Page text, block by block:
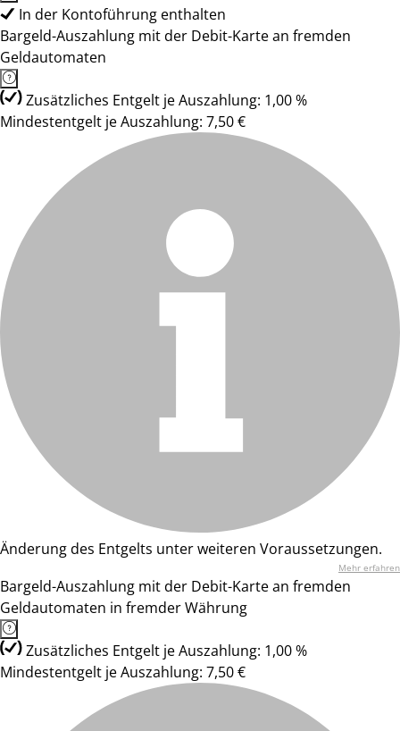
In der Kontoführung enthalten
Bargeld-Auszahlung mit der Debit-Karte an fremden
Geldautomaten
Zusätzliches Entgelt je Auszahlung: 1,00 %
Mindestentgelt je Auszahlung: 7,50 €
Änderung des Entgelts unter weiteren Voraussetzungen.
Mehr erfahren
Bargeld-Auszahlung mit der Debit-Karte an fremden
Geldautomaten in fremder Währung
Zusätzliches Entgelt je Auszahlung: 1,00 %
Mindestentgelt je Auszahlung: 7,50 €